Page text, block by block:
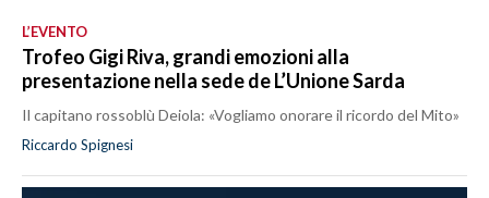
L’EVENTO
Trofeo Gigi Riva, grandi emozioni alla
presentazione nella sede de L’Unione Sarda
Il capitano rossoblù Deiola: «Vogliamo onorare il ricordo del Mito»
Riccardo Spignesi